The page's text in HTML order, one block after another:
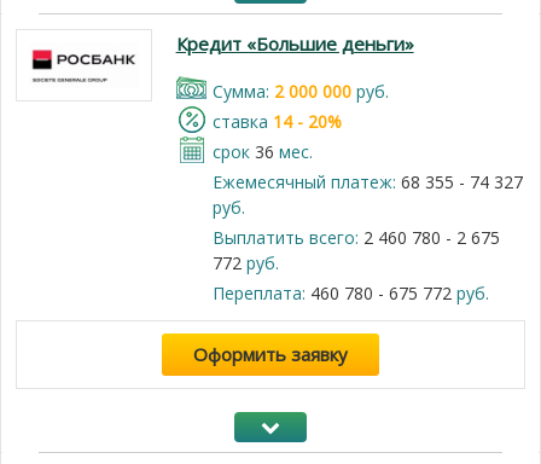
Кредит «Большие деньги»
Cумма: 2 000 000руб.
cтавка 14 - 20%
срок 36 мес.
Ежемесячный платеж: 68 355 - 74 327
руб.
Выплатить всего: 2 460 780 - 2 675
772руб.
Переплата: 460 780 - 675 772руб.
Оформить заявку